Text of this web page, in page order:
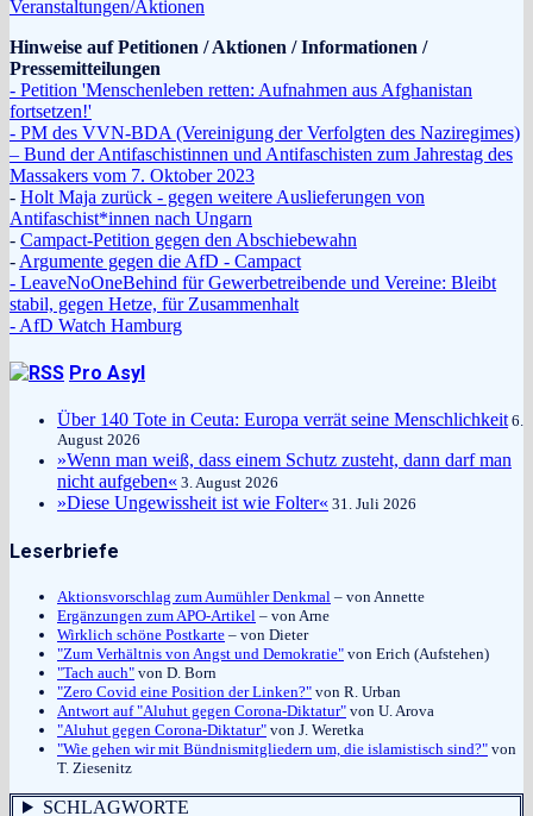
Veranstaltungen/Aktionen
Hinweise auf Petitionen / Aktionen / Informationen /
Pressemitteilungen
- Petition 'Menschenleben retten: Aufnahmen aus Afghanistan
fortsetzen!'
- PM des VVN-BDA (Vereinigung der Verfolgten des Naziregimes)
– Bund der Antifaschistinnen und Antifaschisten zum Jahrestag des
Massakers vom 7. Oktober 2023
- Holt Maja zurück - gegen weitere Auslieferungen von
Antifaschist*innen nach Ungarn
- Campact-Petition gegen den Abschiebewahn
- Argumente gegen die AfD - Campact
- LeaveNoOneBehind für Gewerbetreibende und Vereine: Bleibt
stabil, gegen Hetze, für Zusammenhalt
- AfD Watch Hamburg
Pro Asyl
Über 140 Tote in Ceuta: Europa verrät seine Menschlichkeit 6.
August 2026
»Wenn man weiß, dass einem Schutz zusteht, dann darf man
nicht aufgeben« 3. August 2026
»Diese Ungewissheit ist wie Folter« 31. Juli 2026
Leserbriefe
Aktionsvorschlag zum Aumühler Denkmal – von Annette
Ergänzungen zum APO-Artikel – von Arne
Wirklich schöne Postkarte – von Dieter
"Zum Verhältnis von Angst und Demokratie" von Erich (Aufstehen)
"Tach auch" von D. Born
"Zero Covid eine Position der Linken?" von R. Urban
Antwort auf "Aluhut gegen Corona-Diktatur" von U. Arova
"Aluhut gegen Corona-Diktatur" von J. Weretka
"Wie gehen wir mit Bündnismitgliedern um, die islamistisch sind?" von
T. Ziesenitz
SCHLAGWORTE